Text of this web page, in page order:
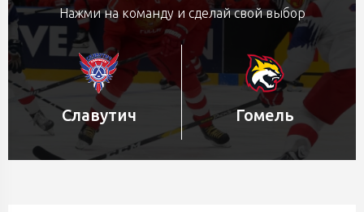
Нажми на команду и сделай свой выбор
Славутич Гомель